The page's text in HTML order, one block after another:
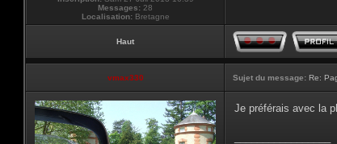
Messages: 28
Localisation:Bretagne
Haut
vmax330 Sujet du message: Re:
Je préférais avec la